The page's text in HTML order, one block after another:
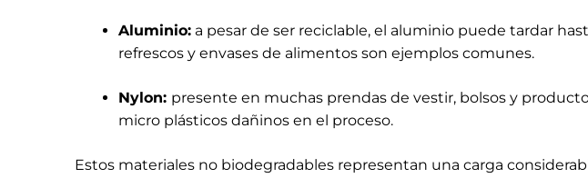
Aluminio: a pesar de ser reciclable, el aluminio puede tardar
refrescos y envases de alimentos son ejemplos comunes.
Nylon: presente en muchas prendas de vestir, bolsos y
micro plásticos dañinos en el proceso.
Estos materiales no biodegradables representan una carga